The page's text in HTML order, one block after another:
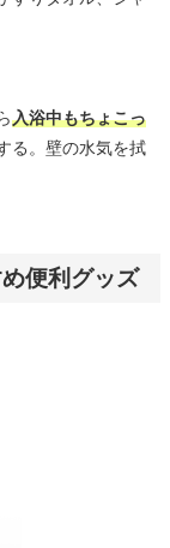
入浴中もちょこっ
る。壁の水気を拭
便利グッズ